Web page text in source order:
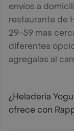
envíos a
restaurante de
29-59 mas
diferentes
agregalas al
¿Heladeria
ofrece con